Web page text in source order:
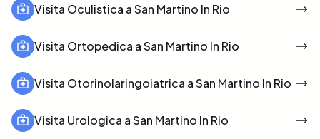
Visita Oculistica a San Martino In Rio
Visita Ortopedica a San Martino In Rio
Visita Otorinolaringoiatrica a San Martino In Rio
Visita Urologica a San Martino In Rio